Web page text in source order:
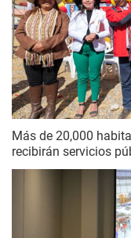
Más de 20,000
recibirán servicios